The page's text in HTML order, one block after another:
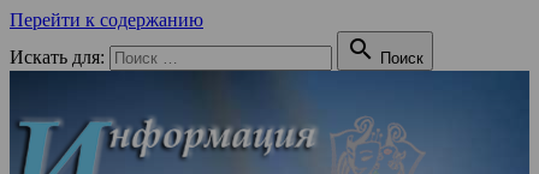
Перейти к содержанию
Искать для:
 Поиск